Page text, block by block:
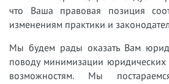
что Ваша правовая позиция
изменениям практики и
Мы будем рады оказать Вам
поводу минимизации
возможностям. Мы